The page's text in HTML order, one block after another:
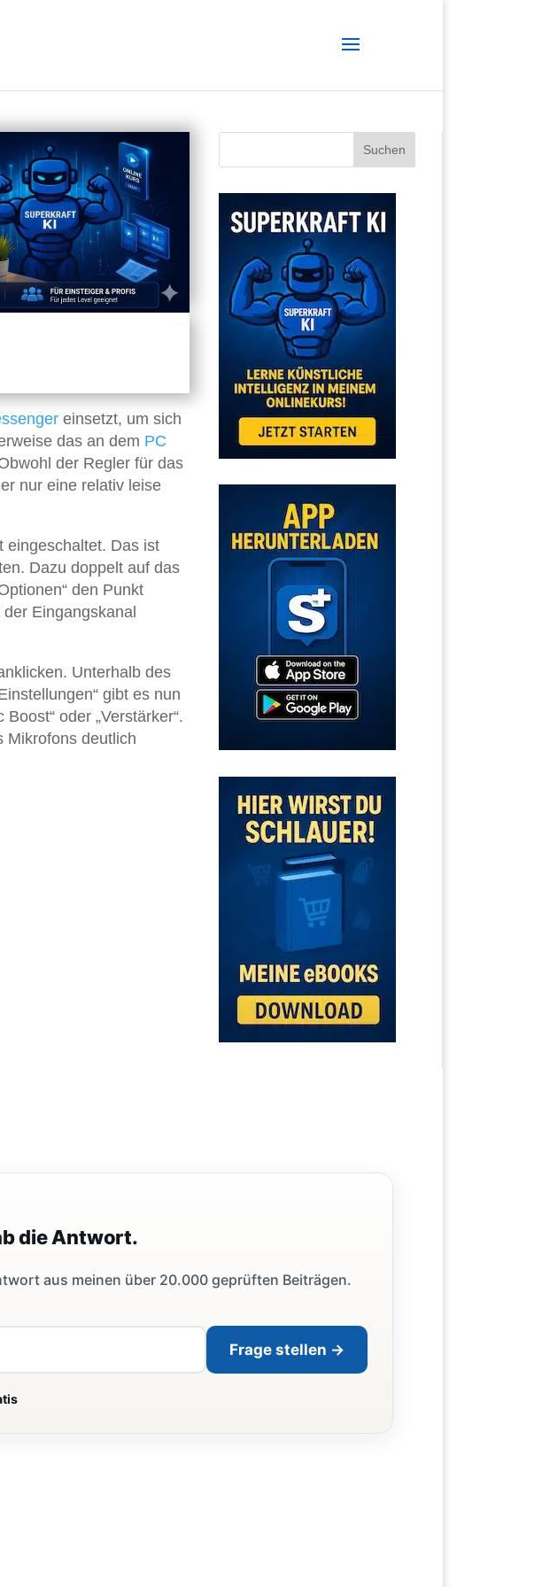
einsetzt, um sich
das an dem PC
der Regler für das
nur eine relativ leise
eingeschaltet. Das ist
Dazu doppelt auf das
den Punkt
Eingangskanal
Unterhalb des
gibt es nun
oder „Verstärker“.
Mikrofons deutlich
die Antwort.
aus meinen über 20.000 geprüften Beiträgen.
Frage stellen →